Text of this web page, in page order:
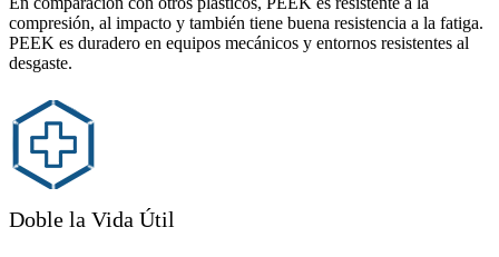
compresión, al impacto y también tiene buena resistencia a la fatiga.
PEEK es duradero en equipos mecánicos y entornos resistentes al
desgaste.
Doble la Vida Útil